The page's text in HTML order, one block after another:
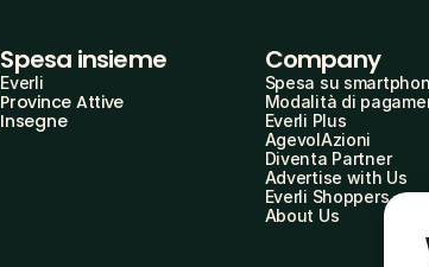
Spesa insieme
Everli
Province Attive
Insegne
Company
Spesa su
Modalità di
Everli Plus
AgevolAzioni
Diventa Partner
Advertise with Us
Everli Shoppers
About Us